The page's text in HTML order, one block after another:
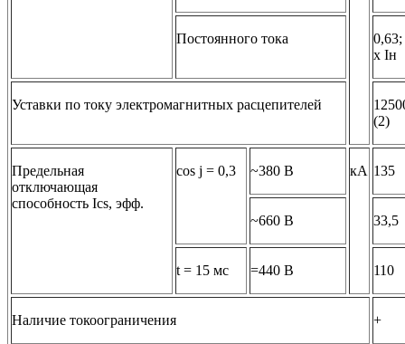
Постоянного тока
x Iн
Уставки по току электромагнитных расцепителей
(2)
Предельная
отключающая
способность Ics, эфф.
cos j = 0,3 ~380 B кА 135
~660 B 33,5
t = 15 мс =440 B 110
Наличие токоограничения +